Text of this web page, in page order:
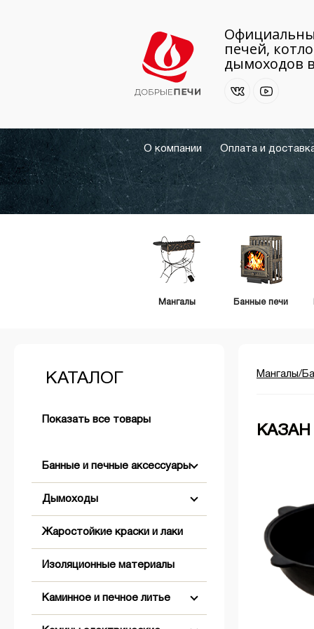
печей,
дымоходов
О компании Оплата и
Мангалы Банные печи
КАТАЛОГ
Показать все товары
Банные и печные аксессуары
Аксессуары для розжига
Бондарные изделия
Абажуры
Двери банные
Дымоходы
Двустенные (Сэндвич)
Коническое окончание
Оголовки
Комплектующие для дымохода
Заглушки
Жаростойкие краски и лаки
Изоляционные материалы
Каминное и печное литье
Мангалы/